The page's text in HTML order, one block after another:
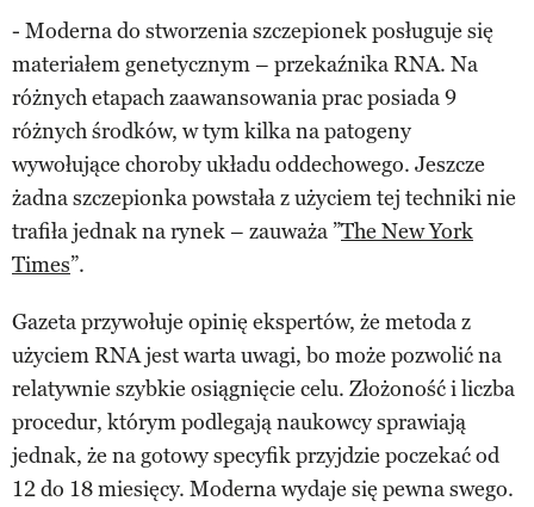
- Moderna do stworzenia szczepionek posługuje się
materiałem genetycznym – przekaźnika RNA. Na
różnych etapach zaawansowania prac posiada 9
różnych środków, w tym kilka na patogeny
wywołujące choroby układu oddechowego. Jeszcze
żadna szczepionka powstała z użyciem tej techniki nie
trafiła jednak na rynek – zauważa ”The New York
Times”.
Gazeta przywołuje opinię ekspertów, że metoda z
użyciem RNA jest warta uwagi, bo może pozwolić na
relatywnie szybkie osiągnięcie celu. Złożoność i liczba
procedur, którym podlegają naukowcy sprawiają
jednak, że na gotowy specyfik przyjdzie poczekać od
12 do 18 miesięcy. Moderna wydaje się pewna swego.